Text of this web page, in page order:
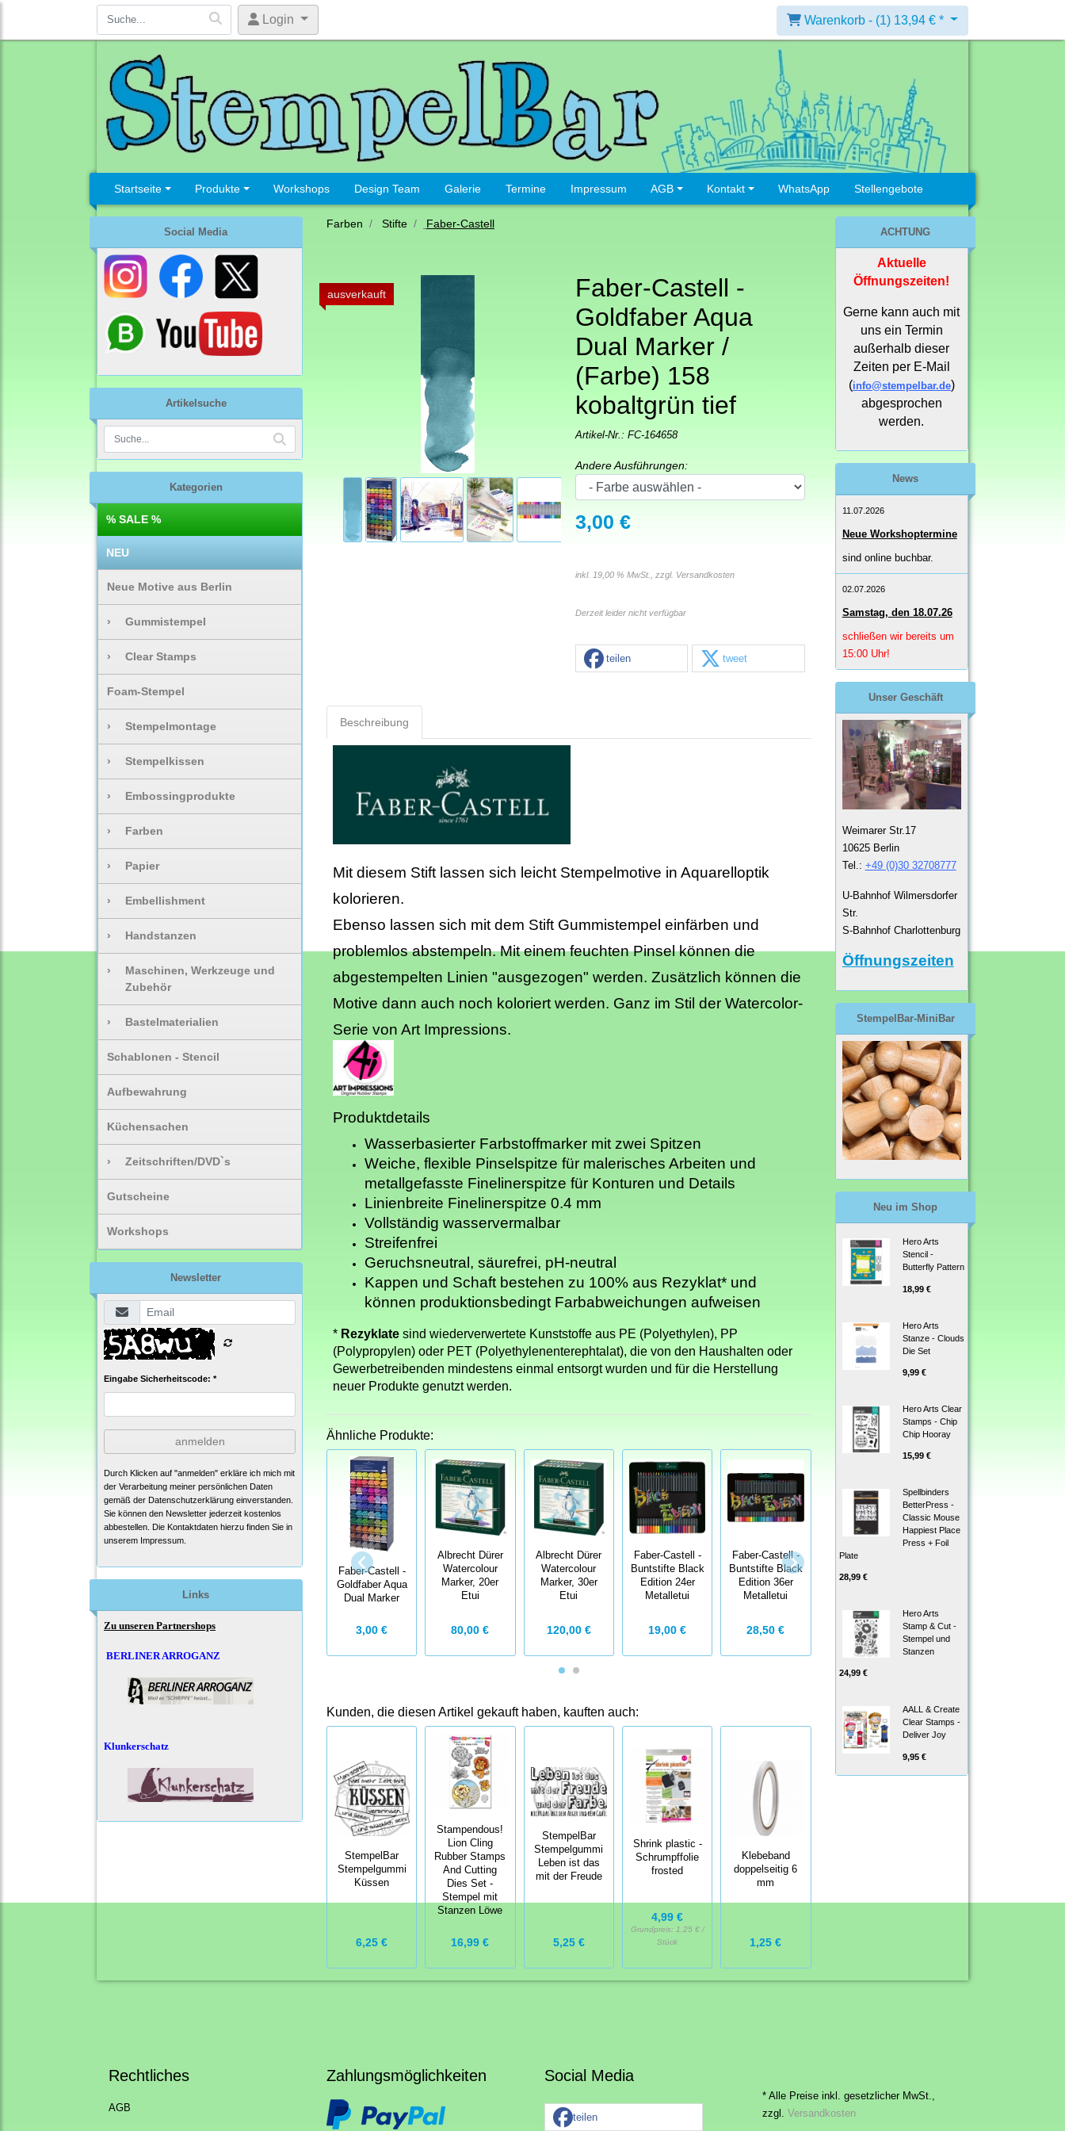
Login Warenkorb - (1) 13,94 € *
Startseite Produkte Workshops Design Team Galerie Termine Impressum AGB Kontakt WhatsApp Stellengebote
Social Media
Artikelsuche
Kategorien
% SALE %
NEU
Neue Motive aus Berlin
› Gummistempel
› Clear Stamps
Foam-Stempel
› Stempelmontage
› Stempelkissen
› Embossingprodukte
› Farben
› Papier
› Embellishment
› Handstanzen
›
Maschinen, Werkzeuge und
Zubehör
› Bastelmaterialien
Schablonen - Stencil
Aufbewahrung
Küchensachen
› Zeitschriften/DVD`s
Gutscheine
Workshops
Newsletter
Eingabe Sicherheitscode: *
anmelden
Durch Klicken auf "anmelden" erkläre ich mich mit
der Verarbeitung meiner persönlichen Daten
gemäß der Datenschutzerklärung einverstanden.
Sie können den Newsletter jederzeit kostenlos
abbestellen. Die Kontaktdaten hierzu finden Sie in
unserem Impressum.
Links
Zu unseren Partnershops
BERLINER ARROGANZ
Klunkerschatz
Farben Stifte Faber-Castell
ausverkauft
Faber-Castell -
Goldfaber Aqua
Dual Marker /
(Farbe) 158
kobaltgrün tief
Artikel-Nr.: FC-164658
Andere Ausführungen:
3,00 €
inkl. 19,00 % MwSt., zzgl. Versandkosten
Derzeit leider nicht verfügbar
teilen tweet
Beschreibung
Mit diesem Stift lassen sich leicht Stempelmotive in Aquarelloptik
kolorieren.
Ebenso lassen sich mit dem Stift Gummistempel einfärben und
problemlos abstempeln. Mit einem feuchten Pinsel können die
abgestempelten Linien "ausgezogen" werden. Zusätzlich können die
Motive dann auch noch koloriert werden. Ganz im Stil der Watercolor-
Serie von Art Impressions.
Produktdetails
Wasserbasierter Farbstoffmarker mit zwei Spitzen
Weiche, flexible Pinselspitze für malerisches Arbeiten und
metallgefasste Finelinerspitze für Konturen und Details
Linienbreite Finelinerspitze 0.4 mm
Vollständig wasservermalbar
Streifenfrei
Geruchsneutral, säurefrei, pH-neutral
Kappen und Schaft bestehen zu 100% aus Rezyklat* und
können produktionsbedingt Farbabweichungen aufweisen
* Rezyklate sind wiederverwertete Kunststoffe aus PE (Polyethylen), PP
(Polypropylen) oder PET (Polyethylenenterephtalat), die von den Haushalten oder
Gewerbetreibenden mindestens einmal entsorgt wurden und für die Herstellung
neuer Produkte genutzt werden.
Ähnliche Produkte:
Faber-Castell -
Goldfaber Aqua
Dual Marker
3,00 €
Albrecht Dürer
Watercolour
Marker, 20er
Etui
80,00 €
Albrecht Dürer
Watercolour
Marker, 30er
Etui
120,00 €
Faber-Castell -
Buntstifte Black
Edition 24er
Metalletui
19,00 €
Faber-Castell -
Buntstifte Black
Edition 36er
Metalletui
28,50 €
Faber-Castell -
Buntstifte Black
29,00 €28,71 € 4,00 €
Kunden, die diesen Artikel gekauft haben, kauften auch:
StempelBar
Stempelgummi
Küssen
6,25 €
Stampendous!
Lion Cling
Rubber Stamps
And Cutting
Dies Set -
Stempel mit
Stanzen Löwe
16,99 €
StempelBar
Stempelgummi
Leben ist das
mit der Freude
5,25 €
Shrink plastic -
Schrumpffolie
frosted
4,99 €
Grundpreis: 1,25 € /
Stück
Klebeband
doppelseitig 6
mm
1,25 €
ACHTUNG
Aktuelle
Öffnungszeiten!
Gerne kann auch mit
uns ein Termin
außerhalb dieser
Zeiten per E-Mail
(info@stempelbar.de)
abgesprochen
werden.
News
11.07.2026
Neue Workshoptermine
sind online buchbar.
02.07.2026
Samstag, den 18.07.26
schließen wir bereits um
15:00 Uhr!
Unser Geschäft
Weimarer Str.17
10625 Berlin
Tel.: +49 (0)30 32708777
U-Bahnhof Wilmersdorfer
Str.
S-Bahnhof Charlottenburg
Öffnungszeiten
StempelBar-MiniBar
Neu im Shop
Hero Arts
Stencil -
Butterfly Pattern
18,99 €
Hero Arts
Stanze - Clouds
Die Set
9,99 €
Hero Arts Clear
Stamps - Chip
Chip Hooray
15,99 €
Spellbinders
BetterPress -
Classic Mouse
Happiest Place
Press + Foil
Plate
28,99 €
Hero Arts
Stamp & Cut -
Stempel und
Stanzen
24,99 €
AALL & Create
Clear Stamps -
Deliver Joy
9,95 €
Rechtliches
AGB
Zahlungsmöglichkeiten Social Media
teilen
* Alle Preise inkl. gesetzlicher MwSt.,
zzgl.
Versandkosten